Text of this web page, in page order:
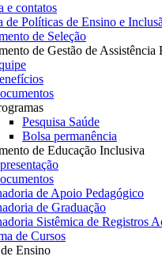
e contatos
de Políticas de Ensino e
de Seleção
de Gestão de Assistência
Pesquisa Saúde
Bolsa permanência
de Educação Inclusiva
de Apoio Pedagógico
de Graduação
Sistêmica de Registros
de Cursos
Ensino